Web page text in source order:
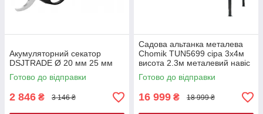
Акумуляторний секатор
DSJTRADE Ø 20 мм 25 мм
Готово до відправки
2 846 ₴ 3 146 ₴
Садова альтанка металева
Chomik TUN5699 сіра 3х4м
висота 2.3м металевий навіс
від сонця
Готово до відправки
16 999 ₴ 18 999 ₴